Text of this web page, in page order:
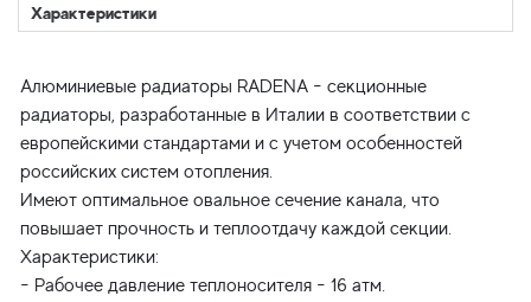
Характеристики
Алюминиевые радиаторы RADENA - секционные
радиаторы, разработанные в Италии в соответствии с
европейскими стандартами и с учетом особенностей
российских систем отопления.
Имеют оптимальное овальное сечение канала, что
повышает прочность и теплоотдачу каждой секции.
Характеристики:
- Рабочее давление теплоносителя - 16 атм.